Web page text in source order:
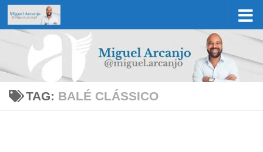
Skip to content
TAG: BALÉ CLÁSSICO